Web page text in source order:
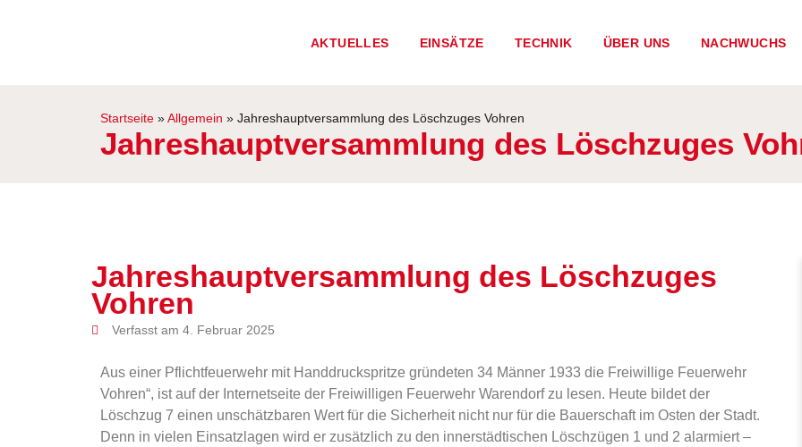
AKTUELLES EINSÄTZE TECHNIK ÜBER UNS NACHWUCHS
Startseite » Allgemein » Jahreshauptversammlung des Löschzuges Vohren
Jahreshauptversammlung des Löschzuges
Jahreshauptversammlung des Löschzuges
Vohren
Verfasst am 4. Februar 2025
Aus einer Pflichtfeuerwehr mit Handdruckspritze gründeten 34 Männer 1933 die Freiwillige Feuerwehr
Vohren“, ist auf der Internetseite der Freiwilligen Feuerwehr Warendorf zu lesen. Heute bildet der
Löschzug 7 einen unschätzbaren Wert für die Sicherheit nicht nur für die Bauerschaft im Osten der Stadt.
Denn in vielen Einsatzlagen wird er zusätzlich zu den innerstädtischen Löschzügen 1 und 2 alarmiert –